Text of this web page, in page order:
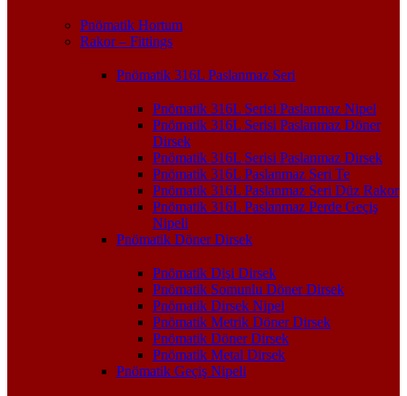
Pnömatik Hortum
Rakor – Fittings
Pnömatik 316L Paslanmaz Seri
Pnömatik 316L Serisi Paslanmaz Nipel
Pnömatik 316L Serisi Paslanmaz Döner
Dirsek
Pnömatik 316L Serisi Paslanmaz Dirsek
Pnömatik 316L Paslanmaz Seri Te
Pnömatik 316L Paslanmaz Seri Düz Rakor
Pnömatik 316L Paslanmaz Perde Geçiş
Nipeli
Pnömatik Döner Dirsek
Pnömatik Dişi Dirsek
Pnömatik Somunlu Döner Dirsek
Pnömatik Dirsek Nipel
Pnömatik Metrik Döner Dirsek
Pnömatik Döner Dirsek
Pnömatik Metal Dirsek
Pnömatik Geçiş Nipeli